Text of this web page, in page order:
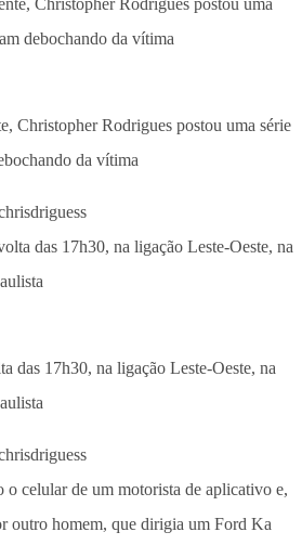
Christopher Rodrigues postou uma série
da vítima
das 17h30, na ligação Leste-Oeste, na